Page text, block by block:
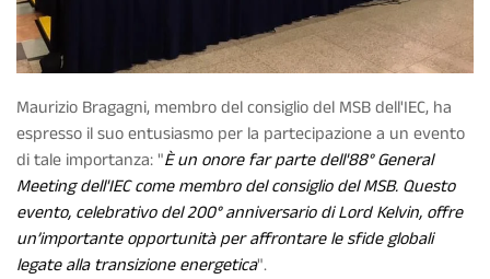
Maurizio Bragagni, membro del consiglio del MSB dell'IEC, ha
espresso il suo entusiasmo per la partecipazione a un evento
di tale importanza: "È un onore far parte dell'88° General
Meeting dell'IEC come membro del consiglio del MSB. Questo
evento, celebrativo del 200° anniversario di Lord Kelvin, offre
un’importante opportunità per affrontare le sfide globali
legate alla transizione energetica".